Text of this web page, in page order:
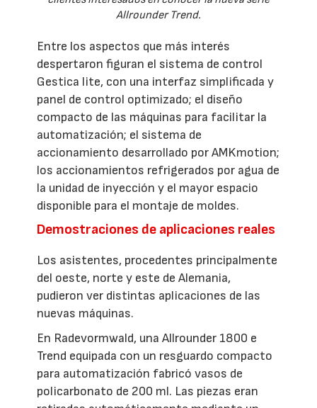
Allrounder Trend.
Entre los aspectos que más interés
despertaron figuran el sistema de control
Gestica lite, con una interfaz simplificada y
panel de control optimizado; el diseño
compacto de las máquinas para facilitar la
automatización; el sistema de
accionamiento desarrollado por AMKmotion;
los accionamientos refrigerados por agua de
la unidad de inyección y el mayor espacio
disponible para el montaje de moldes.
Demostraciones de aplicaciones reales
Los asistentes, procedentes principalmente
del oeste, norte y este de Alemania,
pudieron ver distintas aplicaciones de las
nuevas máquinas.
En Radevormwald, una Allrounder 1800 e
Trend equipada con un resguardo compacto
para automatización fabricó vasos de
policarbonato de 200 ml. Las piezas eran